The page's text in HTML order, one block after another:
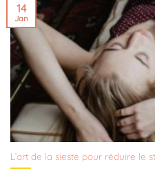
L’art de la sieste pour réduire le
14
Jan